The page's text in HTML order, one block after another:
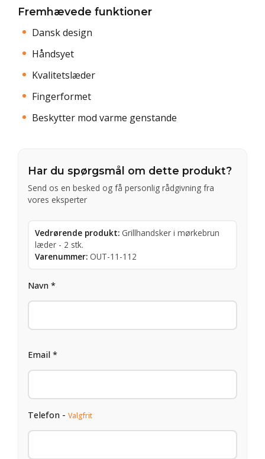
Fremhævede funktioner
Dansk design
Håndsyet
Kvalitetslæder
Fingerformet
Beskytter mod varme genstande
Har du spørgsmål om dette produkt?
Send os en besked og få personlig rådgivning fra
vores eksperter
Vedrørende produkt: Grillhandsker i mørkebrun
læder - 2 stk.
Varenummer: OUT-11-112
Navn *
Email *
Telefon - Valgfrit